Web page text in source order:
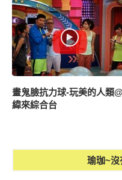
畫鬼臉抗力球-玩美的人類@
緯來綜合台
瑜珈~沒